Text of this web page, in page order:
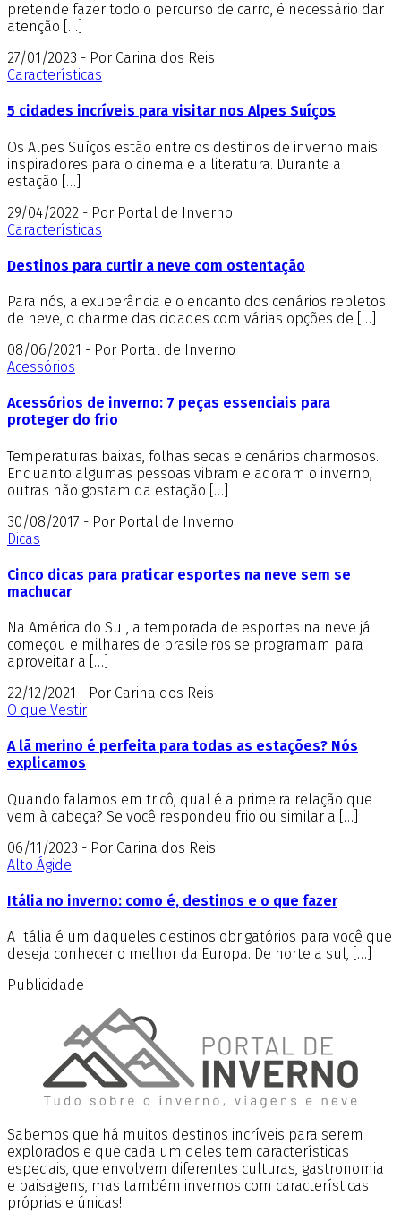
pretende fazer todo o percurso de carro, é necessário dar
atenção […]
27/01/2023 - Por Carina dos Reis
Características
5 cidades incríveis para visitar nos Alpes Suíços
Os Alpes Suíços estão entre os destinos de inverno mais
inspiradores para o cinema e a literatura. Durante a
estação […]
29/04/2022 - Por Portal de Inverno
Características
Destinos para curtir a neve com ostentação
Para nós, a exuberância e o encanto dos cenários repletos
de neve, o charme das cidades com várias opções de […]
08/06/2021 - Por Portal de Inverno
Acessórios
Acessórios de inverno: 7 peças essenciais para
proteger do frio
Temperaturas baixas, folhas secas e cenários charmosos.
Enquanto algumas pessoas vibram e adoram o inverno,
outras não gostam da estação […]
30/08/2017 - Por Portal de Inverno
Dicas
Cinco dicas para praticar esportes na neve sem se
machucar
Na América do Sul, a temporada de esportes na neve já
começou e milhares de brasileiros se programam para
aproveitar a […]
22/12/2021 - Por Carina dos Reis
O que Vestir
A lã merino é perfeita para todas as estações? Nós
explicamos
Quando falamos em tricô, qual é a primeira relação que
vem à cabeça? Se você respondeu frio ou similar a […]
06/11/2023 - Por Carina dos Reis
Alto Ágide
Itália no inverno: como é, destinos e o que fazer
A Itália é um daqueles destinos obrigatórios para você que
deseja conhecer o melhor da Europa. De norte a sul, […]
Publicidade
Sabemos que há muitos destinos incríveis para serem
explorados e que cada um deles tem características
especiais, que envolvem diferentes culturas, gastronomia
e paisagens, mas também invernos com características
próprias e únicas!